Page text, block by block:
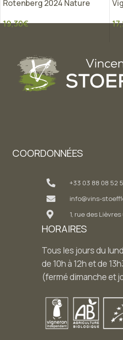
Rotenberg 2024 Nature
19,30€
COORDONNÉES
+33 03 88 08 52
info@vins-
1, rue des
HORAIRES
Tous les jours du
de 10h à 12h et de
(fermé dimanche et